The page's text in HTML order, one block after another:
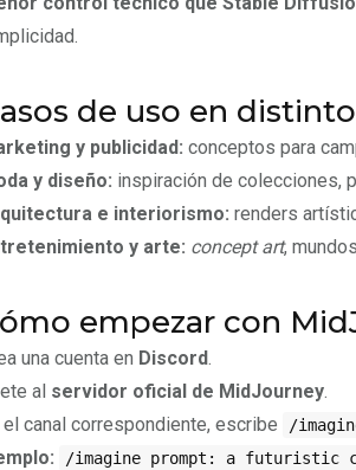
de uso en
y publicidad: conceptos para
y diseño: inspiración de colecciones,
e interiorismo: renders
y arte: concept art,
empezar con
una cuenta en Discord.
al servidor oficial de MidJourney.
el canal correspondiente, escribe
/
/imagine prompt: a futuristic